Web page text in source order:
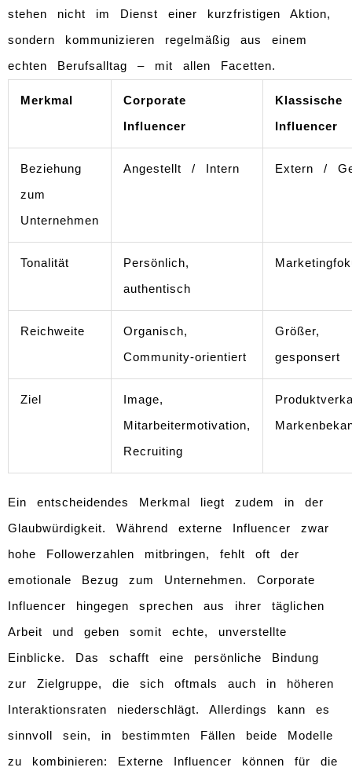
stehen nicht im Dienst einer kurzfristigen Aktion,
sondern kommunizieren regelmäßig aus einem
echten Berufsalltag – mit allen Facetten.
Merkmal Corporate
Influencer
Klassische
Influencer
Beziehung
zum
Unternehmen
Angestellt / Intern Extern /
Tonalität Persönlich,
authentisch
Reichweite Organisch,
Community-orientiert
Größer,
gesponsert
Ziel Image,
Mitarbeitermotivation,
Recruiting
Ein entscheidendes Merkmal liegt zudem in der
Glaubwürdigkeit. Während externe Influencer zwar
hohe Followerzahlen mitbringen, fehlt oft der
emotionale Bezug zum Unternehmen. Corporate
Influencer hingegen sprechen aus ihrer täglichen
Arbeit und geben somit echte, unverstellte
Einblicke. Das schafft eine persönliche Bindung
zur Zielgruppe, die sich oftmals auch in höheren
Interaktionsraten niederschlägt. Allerdings kann es
sinnvoll sein, in bestimmten Fällen beide Modelle
zu kombinieren: Externe Influencer können für die